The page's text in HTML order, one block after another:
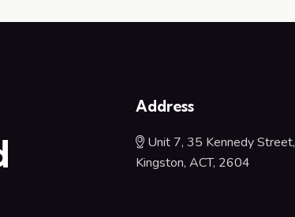
Address
Unit 7, 35 Kennedy Street,
Kingston, ACT, 2604